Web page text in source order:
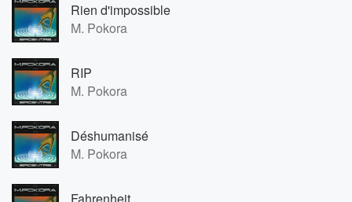
Rien d'impossible
M. Pokora
RIP
M. Pokora
Déshumanisé
M. Pokora